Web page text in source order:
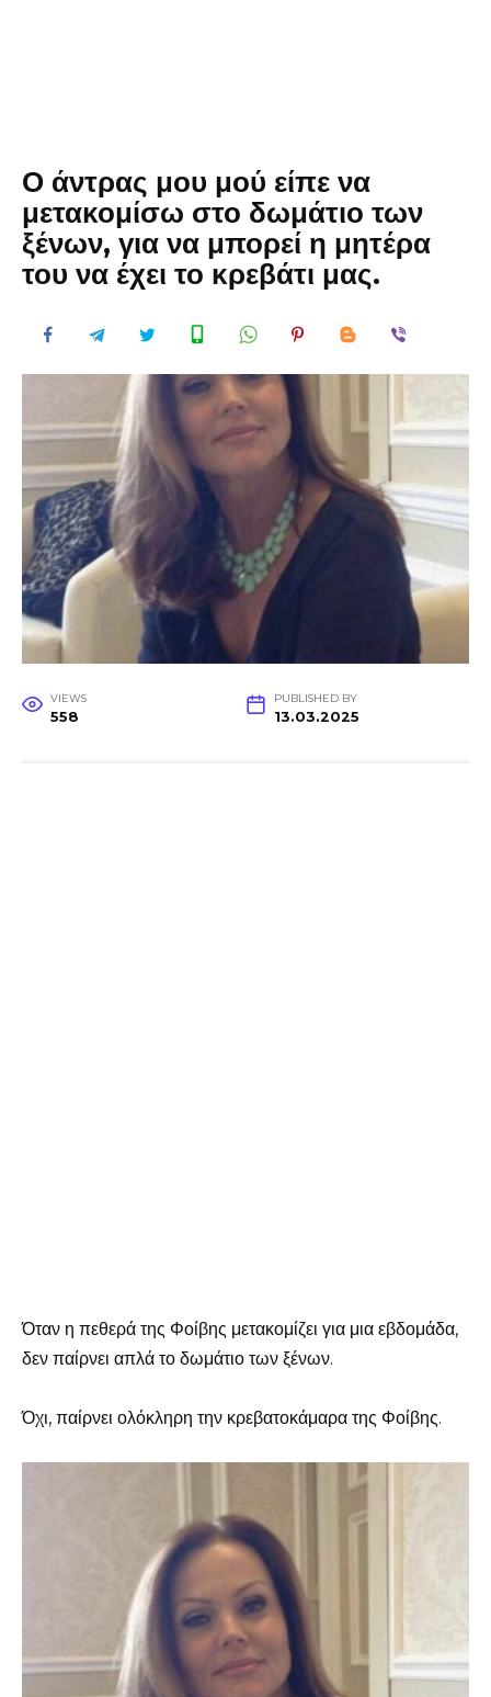
Ο άντρας μου μού είπε να
μετακομίσω στο δωμάτιο των
ξένων, για να μπορεί η μητέρα
του να έχει το κρεβάτι μας.
VIEWS
558
PUBLISHED BY
13.03.2025
Όταν η πεθερά της Φοίβης μετακομίζει για μια εβδομάδα,
δεν παίρνει απλά το δωμάτιο των ξένων.
Όχι, παίρνει ολόκληρη την κρεβατοκάμαρα της Φοίβης.